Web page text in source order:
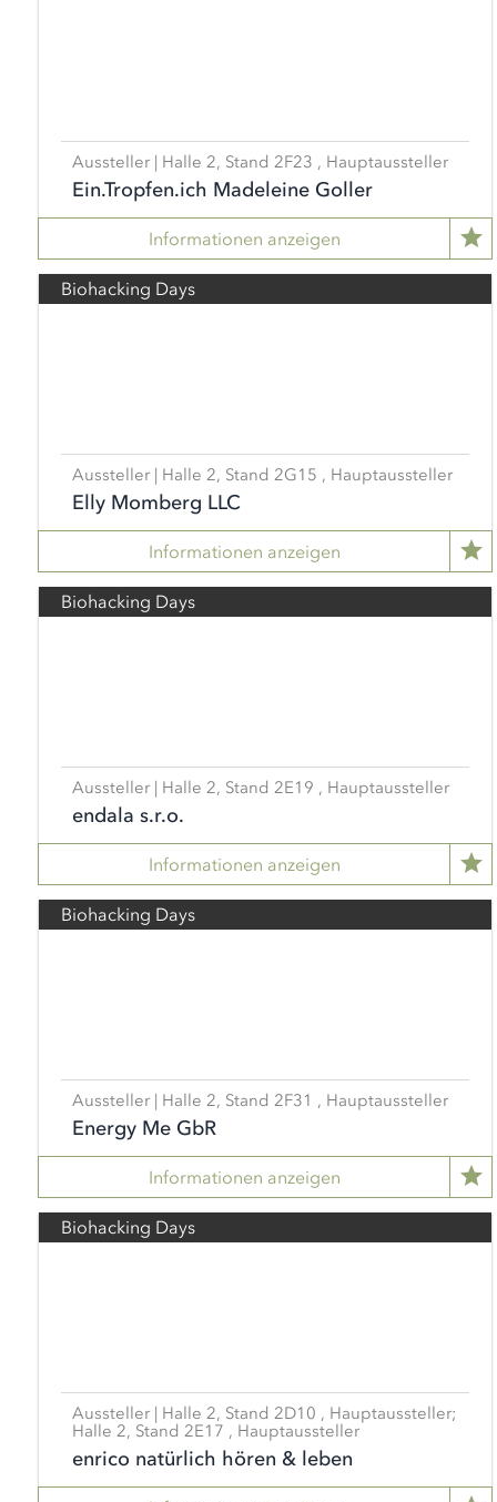
Aussteller | Halle 2, Stand 2F23 , Hauptaussteller
Ein.Tropfen.ich Madeleine Goller
Informationen anzeigen
Biohacking Days
Aussteller | Halle 2, Stand 2G15 , Hauptaussteller
Elly Momberg LLC
Informationen anzeigen
Biohacking Days
Aussteller | Halle 2, Stand 2E19 , Hauptaussteller
endala s.r.o.
Informationen anzeigen
Biohacking Days
Aussteller | Halle 2, Stand 2F31 , Hauptaussteller
Energy Me GbR
Informationen anzeigen
Biohacking Days
Aussteller | Halle 2, Stand 2D10 , Hauptaussteller;
Halle 2, Stand 2E17 , Hauptaussteller
enrico natürlich hören & leben